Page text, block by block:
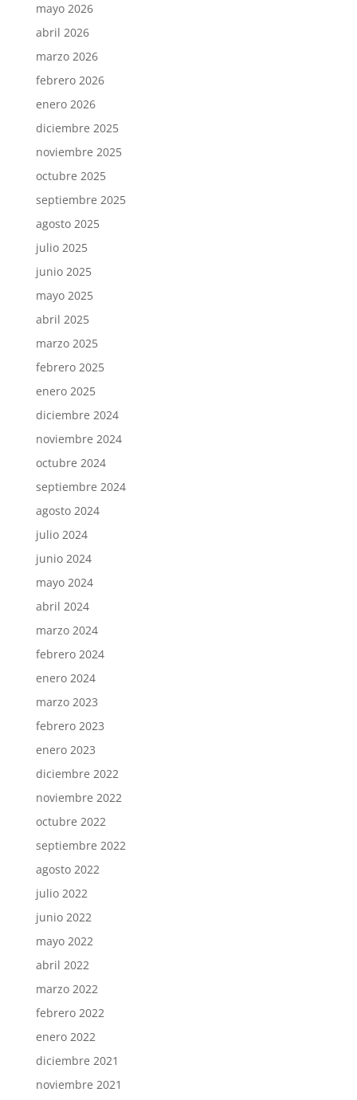
mayo 2026
abril 2026
marzo 2026
febrero 2026
enero 2026
diciembre 2025
noviembre 2025
octubre 2025
septiembre 2025
agosto 2025
julio 2025
junio 2025
mayo 2025
abril 2025
marzo 2025
febrero 2025
enero 2025
diciembre 2024
noviembre 2024
octubre 2024
septiembre 2024
agosto 2024
julio 2024
junio 2024
mayo 2024
abril 2024
marzo 2024
febrero 2024
enero 2024
marzo 2023
febrero 2023
enero 2023
diciembre 2022
noviembre 2022
octubre 2022
septiembre 2022
agosto 2022
julio 2022
junio 2022
mayo 2022
abril 2022
marzo 2022
febrero 2022
enero 2022
diciembre 2021
noviembre 2021